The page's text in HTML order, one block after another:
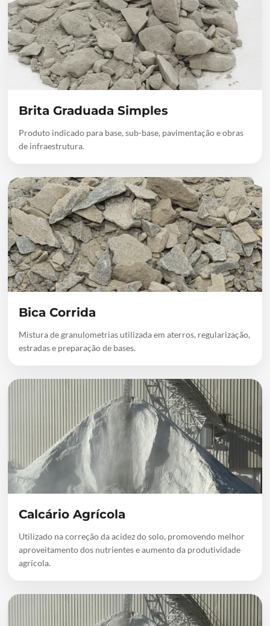
Brita Graduada Simples
Produto indicado para base, sub-base, pavimentação e obras
de infraestrutura.
Bica Corrida
Mistura de granulometrias utilizada em aterros, regularização,
estradas e preparação de bases.
Calcário Agrícola
Utilizado na correção da acidez do solo, promovendo melhor
aproveitamento dos nutrientes e aumento da produtividade
agrícola.